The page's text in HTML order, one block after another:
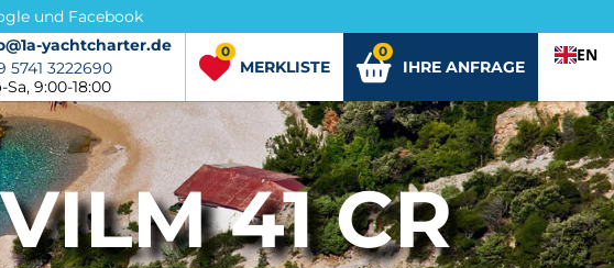
und Facebook
yachtcharter.de
yachtcharter.de
5741 3222690
5741 3222690
Sa, 9:00-18:00
MERKLISTE
0
IHRE ANFRAGE
0 EN
41 CR